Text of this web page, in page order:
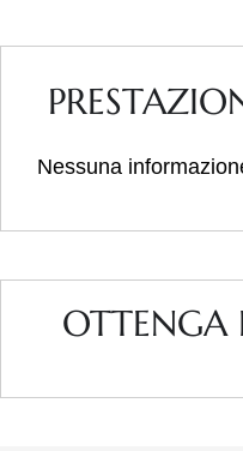
Nessuna
OTTENGA